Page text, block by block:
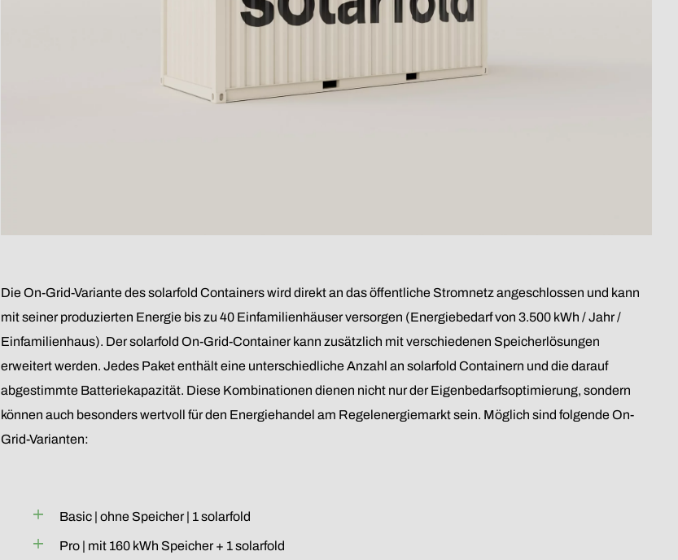
Die On-Grid-Variante des solarfold Containers wird direkt an das öffentliche Stromnetz angeschlossen und kann
mit seiner produzierten Energie bis zu 40 Einfamilienhäuser versorgen (Energiebedarf von 3.500 kWh / Jahr /
Einfamilienhaus). Der solarfold On-Grid-Container kann zusätzlich mit verschiedenen Speicherlösungen
erweitert werden. Jedes Paket enthält eine unterschiedliche Anzahl an solarfold Containern und die darauf
abgestimmte Batteriekapazität. Diese Kombinationen dienen nicht nur der Eigenbedarfsoptimierung, sondern
können auch besonders wertvoll für den Energiehandel am Regelenergiemarkt sein. Möglich sind folgende On-
Grid-Varianten:
Basic | ohne Speicher | 1 solarfold
Pro | mit 160 kWh Speicher + 1 solarfold